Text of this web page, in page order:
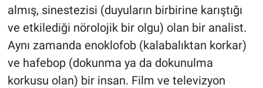
almış, sinestezisi (duyuların birbirine karıştığı
ve etkilediği nörolojik bir olgu) olan bir analist.
Aynı zamanda enoklofob (kalabalıktan korkar)
ve hafebop (dokunma ya da dokunulma
korkusu olan) bir insan. Film ve televizyon